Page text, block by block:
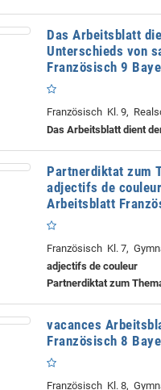
Das Arbeitsblatt
Unterschieds von
Französisch 9
Französisch Kl. 9,
Das Arbeitsblatt dient
Partnerdiktat zum
adjectifs de
Arbeitsblatt
Französisch Kl. 7,
adjectifs de couleur
Partnerdiktat zum
vacances
Französisch 8
Französisch Kl. 8,